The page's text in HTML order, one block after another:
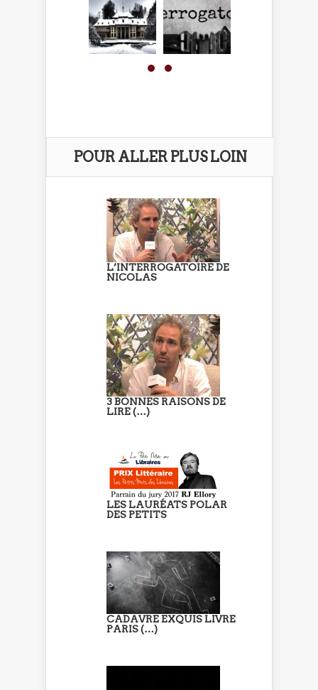
POUR ALLER PLUS LOIN
L’INTERROGATOIRE DE
NICOLAS
3 BONNES RAISONS DE
LIRE (…)
LES LAURÉATS POLAR
DES PETITS
CADAVRE EXQUIS LIVRE
PARIS (…)